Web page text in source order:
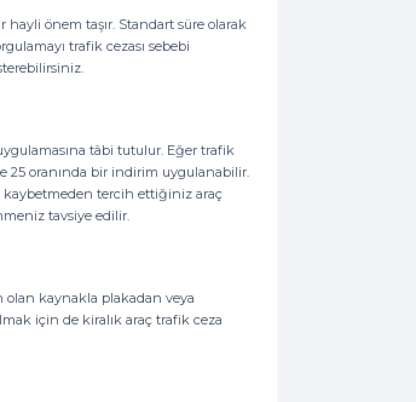
önem taşır. Standart süre olarak
trafik cezası sebebi
tâbi tutulur. Eğer trafik
25 oranında bir indirim uygulanabilir.
kaybetmeden tercih ettiğiniz araç
tavsiye edilir.
olan kaynakla plakadan veya
için de kiralık araç trafik ceza